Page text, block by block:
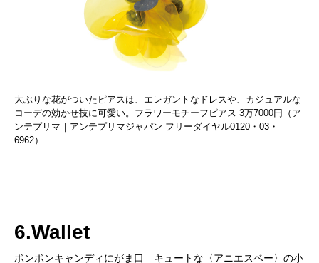
大ぶりな花がついたピアスは、エレガントなドレスや、カジュアルな
コーデの効かせ技に可愛い。フラワーモチーフピアス 3万7000円（ア
ンテプリマ｜アンテプリマジャパン フリーダイヤル0120・03・
6962）
6.Wallet
ボンボンキャンディにがま口 キュートな〈アニエスベー〉の小